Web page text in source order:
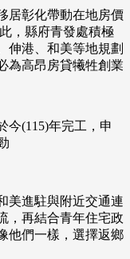
居彰化帶動在地房價
，縣府青發處積極
伸港、和美等地規劃
為高昂房貸犧牲創業
今(115)年完工，申
美進駐與附近交通連
，再結合青年住宅政
他們一樣，選擇返鄉